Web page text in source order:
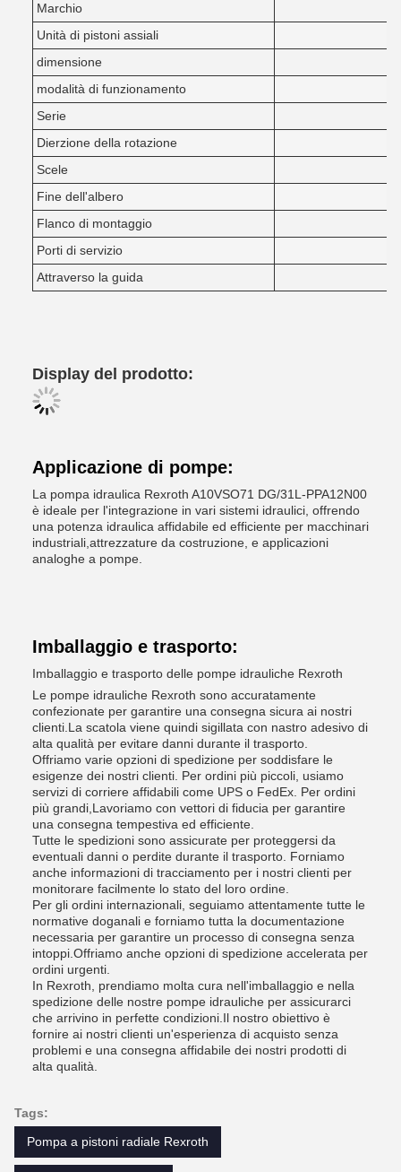
Marchio
Unità di pistoni assiali
dimensione
modalità di funzionamento
Serie
Dierzione della rotazione
Scele
Fine dell'albero
Flanco di montaggio
Porti di servizio
Attraverso la guida
Display del prodotto:
Applicazione di pompe:
La pompa idraulica Rexroth A10VSO71 DG/31L-PPA12N00
è ideale per l'integrazione in vari sistemi idraulici, offrendo
una potenza idraulica affidabile ed efficiente per macchinari
industriali,attrezzature da costruzione, e applicazioni
analoghe a pompe.
Imballaggio e trasporto:
Imballaggio e trasporto delle pompe idrauliche Rexroth
Le pompe idrauliche Rexroth sono accuratamente
confezionate per garantire una consegna sicura ai nostri
clienti.La scatola viene quindi sigillata con nastro adesivo di
alta qualità per evitare danni durante il trasporto.
Offriamo varie opzioni di spedizione per soddisfare le
esigenze dei nostri clienti. Per ordini più piccoli, usiamo
servizi di corriere affidabili come UPS o FedEx. Per ordini
più grandi,Lavoriamo con vettori di fiducia per garantire
una consegna tempestiva ed efficiente.
Tutte le spedizioni sono assicurate per proteggersi da
eventuali danni o perdite durante il trasporto. Forniamo
anche informazioni di tracciamento per i nostri clienti per
monitorare facilmente lo stato del loro ordine.
Per gli ordini internazionali, seguiamo attentamente tutte le
normative doganali e forniamo tutta la documentazione
necessaria per garantire un processo di consegna senza
intoppi.Offriamo anche opzioni di spedizione accelerata per
ordini urgenti.
In Rexroth, prendiamo molta cura nell'imballaggio e nella
spedizione delle nostre pompe idrauliche per assicurarci
che arrivino in perfette condizioni.Il nostro obiettivo è
fornire ai nostri clienti un'esperienza di acquisto senza
problemi e una consegna affidabile dei nostri prodotti di
alta qualità.
Tags:
Pompa a pistoni radiale Rexroth